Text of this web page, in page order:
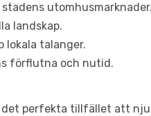
utomhusmarknader.
landskap.
lokala talanger.
förflutna och nutid.
perfekta tillfället att